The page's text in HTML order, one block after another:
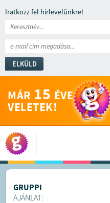
Iratkozz fel hírlevelünkre!
ELKÜLD
MÁR 15 ÉVE
VELETEK!
GRUPPI
AJÁNLAT: